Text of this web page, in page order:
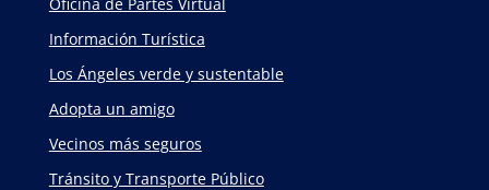
Información Turística
Los Ángeles verde y sustentable
Adopta un amigo
Vecinos más seguros
Tránsito y Transporte Público